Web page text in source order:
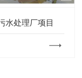
水处理厂项目